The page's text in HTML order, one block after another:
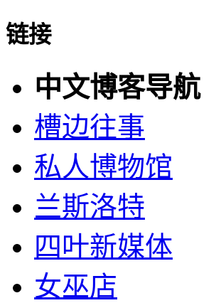
链接
中文博客导航
槽边往事
私人博物馆
兰斯洛特
四叶新媒体
女巫店